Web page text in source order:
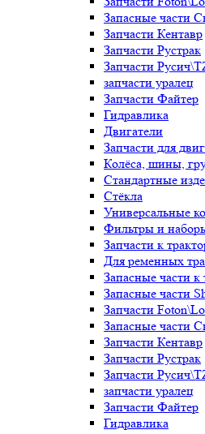
Запасные части
Запчасти Кентавр
Запчасти Рустрак
Запчасти
запчасти уралец
Запчасти Файтер
Гидравлика
Двигатели
Запчасти для
Колёса, шины,
Стандартные
Стёкла
Универсальные
Фильтры и
Запчасти к
Для ременных
Запасные части
Запасные части
Запчасти
Запасные части
Запчасти Кентавр
Запчасти Рустрак
Запчасти
запчасти уралец
Запчасти Файтер
Гидравлика